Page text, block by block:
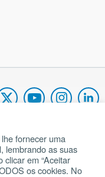
fornecer uma
lembrando as suas
clicar em “Aceitar
os cookies. No